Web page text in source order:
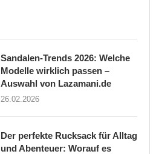
Sandalen-Trends 2026: Welche
Modelle wirklich passen –
Auswahl von Lazamani.de
26.02.2026
Der perfekte Rucksack für Alltag
und Abenteuer: Worauf es